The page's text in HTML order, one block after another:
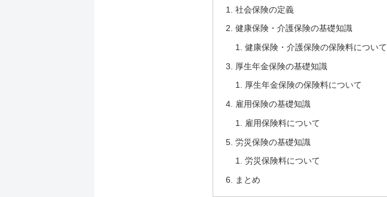
社会保険の定義
健康保険・介護保険の基礎知識
健康保険・介護保険の保険料について
厚生年金保険の基礎知識
厚生年金保険の保険料について
雇用保険の基礎知識
雇用保険料について
労災保険の基礎知識
労災保険料について
まとめ